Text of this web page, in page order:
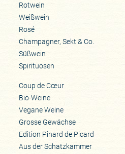
Rotwein
Weißwein
Rosé
Champagner, Sekt & Co.
Süßwein
Spirituosen
Coup de Cœur
Bio-Weine
Vegane Weine
Grosse Gewächse
Edition Pinard de Picard
Aus der Schatzkammer